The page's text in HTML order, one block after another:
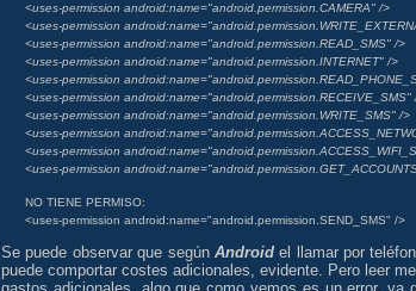
<uses-permission android:name="android.permission.CAMERA" />
<uses-permission
<uses-permission android:name="android.permission.READ_SMS" />
<uses-permission android:name="android.permission.INTERNET" />
<uses-permission
<uses-permission android:name="android.permission.RECEIVE_SMS"
<uses-permission android:name="android.permission.WRITE_SMS" />
<uses-permission
<uses-permission
<uses-permission
NO TIENE PERMISO:
<uses-permission android:name="android.permission.SEND_SMS" />
Se puede observar que según Androidel llamar por
puede comportar costes adicionales, evidente. Pero leer